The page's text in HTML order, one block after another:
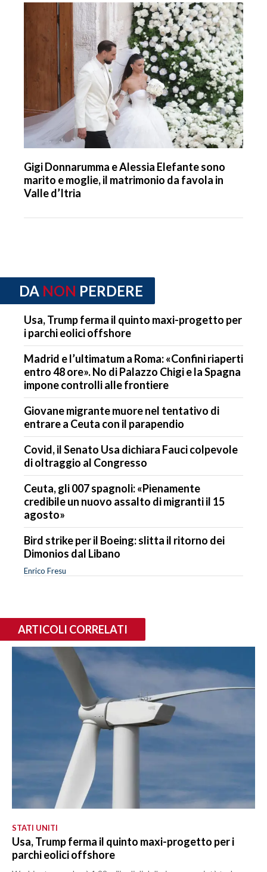
Gigi Donnarumma e Alessia Elefante sono
marito e moglie, il matrimonio da favola in
Valle d’Itria
DA NON PERDERE
Usa, Trump ferma il quinto maxi-progetto per
i parchi eolici offshore
Madrid e l’ultimatum a Roma: «Confini riaperti
entro 48 ore». No di Palazzo Chigi e la Spagna
impone controlli alle frontiere
Giovane migrante muore nel tentativo di
entrare a Ceuta con il parapendio
Covid, il Senato Usa dichiara Fauci colpevole
di oltraggio al Congresso
Ceuta, gli 007 spagnoli: «Pienamente
credibile un nuovo assalto di migranti il 15
agosto»
Bird strike per il Boeing: slitta il ritorno dei
Dimonios dal Libano
Enrico Fresu
ARTICOLI CORRELATI
STATI UNITI
Usa, Trump ferma il quinto maxi-progetto per i
parchi eolici offshore